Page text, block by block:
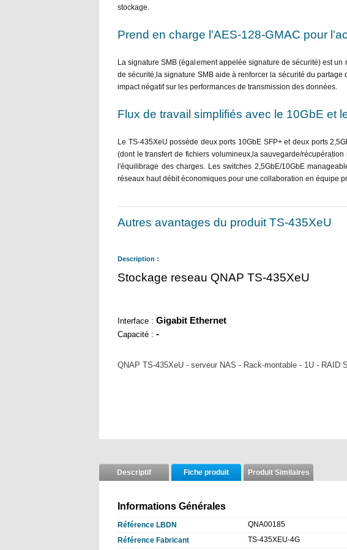
stockage.
Prend en charge l'AES-128-GMAC pour
La signature SMB (également appelée signature de sécurité) est
de sécurité,la signature SMB aide à renforcer la sécurité du
impact négatif sur les performances de transmission des données.
Flux de travail simplifiés avec le 10GbE et
Le TS-435XeU possède deux ports 10GbE SFP+ et deux ports
(dont le transfert de fichiers volumineux,la sauvegarde/
l'équilibrage des charges. Les switches 2,5GbE/10GbE
réseaux haut débit économiques pour une collaboration en équipe
Autres avantages du produit TS-435XeU
Description :
Stockage reseau QNAP TS-435XeU
Interface : Gigabit Ethernet
Capacité : -
QNAP TS-435XeU - serveur NAS - Rack-montable - 1U - RAID
Descriptif Fiche produit Produit Similaires
Informations Générales
Référence LBDN
QNA00185
Référence Fabricant
TS-435XEU-4G